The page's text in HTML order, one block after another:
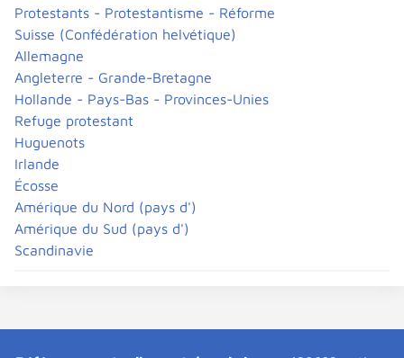
Protestants - Protestantisme - Réforme
Suisse (Confédération helvétique)
Allemagne
Angleterre - Grande-Bretagne
Hollande - Pays-Bas - Provinces-Unies
Refuge protestant
Huguenots
Irlande
Écosse
Amérique du Nord (pays d')
Amérique du Sud (pays d')
Scandinavie